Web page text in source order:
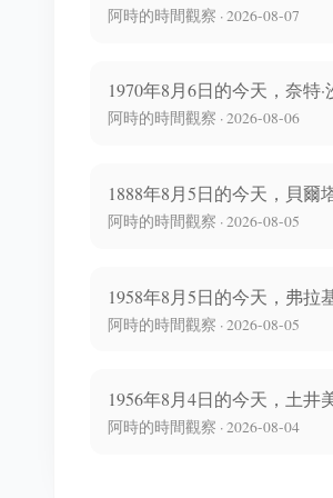
阿時的時間觀察 · 2026-08-07
1970年8月6日的今天，奈特
阿時的時間觀察 · 2026-08-06
1888年8月5日的今天，貝
阿時的時間觀察 · 2026-08-05
1958年8月5日的今天，弗拉
阿時的時間觀察 · 2026-08-05
1956年8月4日的今天，土井
阿時的時間觀察 · 2026-08-04